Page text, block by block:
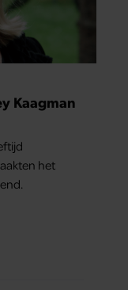
Kaagman
het